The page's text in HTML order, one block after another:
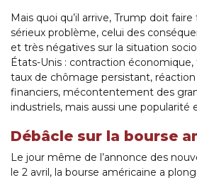
Mais quoi qu’il arrive, Trump doit
sérieux problème, celui des
et très négatives sur la situation
États-Unis : contraction
taux de chômage persistant,
financiers, mécontentement des
industriels, mais aussi une popularité
Débâcle sur la bourse
Le jour même de l’annonce des
le 2 avril, la bourse américaine a